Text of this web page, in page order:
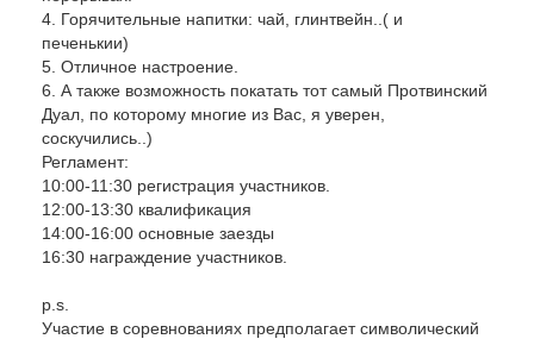
4. Горячительные напитки: чай, глинтвейн..( и
печенькии)
5. Отличное настроение.
6. А также возможность покатать тот самый Протвинский
Дуал, по которому многие из Вас, я уверен,
соскучились..)
Регламент:
10:00-11:30 регистрация участников.
12:00-13:30 квалификация
14:00-16:00 основные заезды
16:30 награждение участников.
p.s.
Участие в соревнованиях предполагает символический